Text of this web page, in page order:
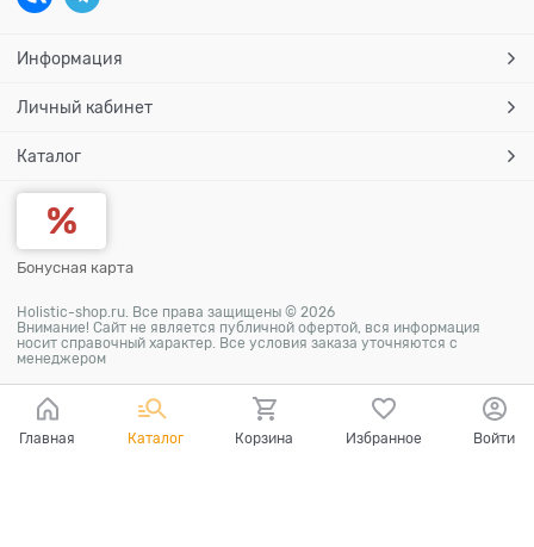
Информация
Личный кабинет
Каталог
Бонусная карта
Holistic-shop.ru. Все права защищены © 2026
Внимание! Сайт не является публичной офертой, вся информация
носит справочный характер. Все условия заказа уточняются с
менеджером
Главная Каталог Корзина Избранное Войти